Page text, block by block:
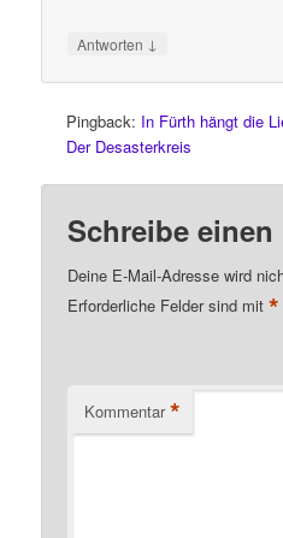
Antworten ↓
Pingback: In Fürth hängt die
Der Desasterkreis
Schreibe
Deine E-Mail-Adresse wird
Erforderliche Felder sind mit*
Kommentar *